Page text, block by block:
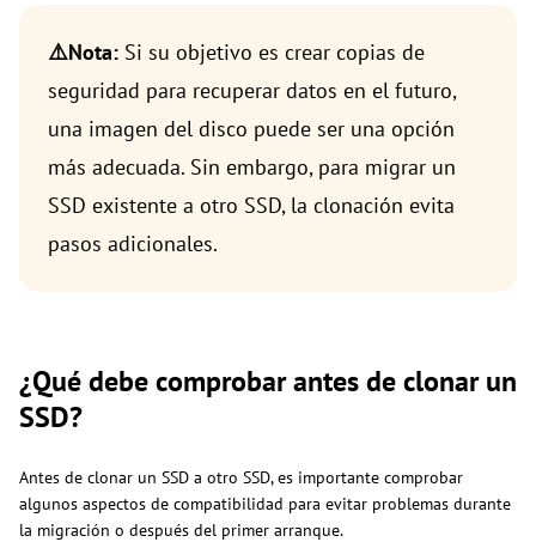
⚠️Nota: Si su objetivo es crear copias de
seguridad para recuperar datos en el futuro,
una imagen del disco puede ser una opción
más adecuada. Sin embargo, para migrar un
SSD existente a otro SSD, la clonación evita
pasos adicionales.
¿Qué debe comprobar antes de clonar un
SSD?
Antes de clonar un SSD a otro SSD, es importante comprobar
algunos aspectos de compatibilidad para evitar problemas durante
la migración o después del primer arranque.